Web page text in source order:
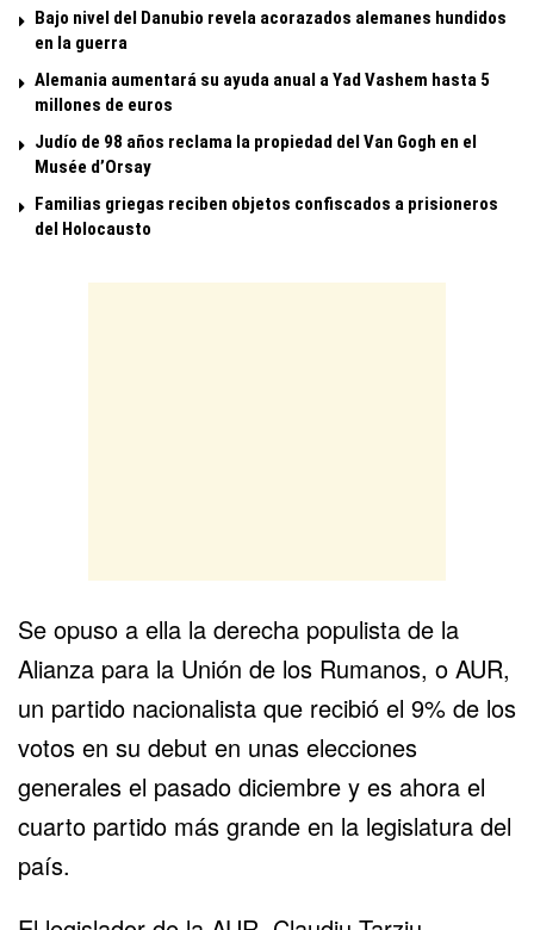
Bajo nivel del Danubio revela acorazados alemanes hundidos
en la guerra
Alemania aumentará su ayuda anual a Yad Vashem hasta 5
millones de euros
Judío de 98 años reclama la propiedad del Van Gogh en el
Musée d’Orsay
Familias griegas reciben objetos confiscados a prisioneros
del Holocausto
Se opuso a ella la derecha populista de la
Alianza para la Unión de los Rumanos, o AUR,
un partido nacionalista que recibió el 9% de los
votos en su debut en unas elecciones
generales el pasado diciembre y es ahora el
cuarto partido más grande en la legislatura del
país.